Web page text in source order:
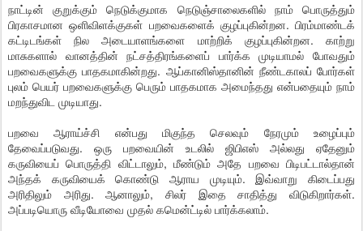
நாட்டின் குறுக்கும் நெடுக்குமாக நெடுஞ்சாலைகளில் நாம் பொருத்தும்
பிரகாசமான ஒளிவிளக்குகள் பறவைகளைக் குழப்புகின்றன. பிரம்மாண்டக்
கட்டிடங்கள் நில அடையாளங்களை மாற்றிக் குழப்புகின்றன. காற்று
மாசுகளால் வானத்தின் நட்சத்திரங்களைப் பார்க்க முடியாமல் போவதும்
பறவைகளுக்கு பாதகமாகின்றது. ஆப்கானிஸ்தானின் நீண்டகாலப் போர்கள்
புலம் பெயர் பறவைகளுக்கு பெரும் பாதகமாக அமைந்தது என்பதையும் நாம்
மறந்துவிட முடியாது.
பறவை ஆராய்ச்சி என்பது மிகுந்த செலவும் நேரமும் உழைப்பும்
தேவைப்படுவது. ஒரு பறவையின் உடலில் ஜிபிஎஸ் அல்லது ஏதேனும்
கருவியைப் பொருத்தி விட்டாலும், மீண்டும் அதே பறவை பிடிபட்டால்தான்
அந்தக் கருவியைக் கொண்டு ஆராய முடியும். இவ்வாறு கிடைப்பது
அரிதிலும் அரிது. ஆனாலும், சிலர் இதை சாதித்து விடுகிறார்கள்.
அப்படியொரு வீடியோவை முதல் கமென்ட்டில் பார்க்கலாம்.